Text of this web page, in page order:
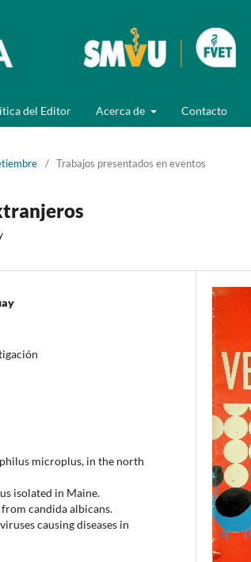
del Editor Acerca de Contacto
/ Trabajos presentados en eventos
microplus, in the north
isolated in Maine.
candida albicans.
causing diseases in